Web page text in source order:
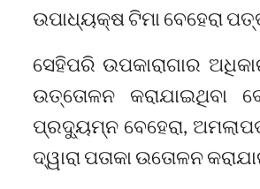
ଉପାଧ୍ୟକ୍ଷ ଟିମା ବେହେରା
ସେହିପରି ଉପକାରାଗାର
ଉତ୍ତୋଳନ କରାଯାଇଥିବା
ପ୍ରଦ୍ୟୁମ୍ନ ବେହେରା,
ଦ୍ୱାରା ପତାକା ଉତୋଳନ